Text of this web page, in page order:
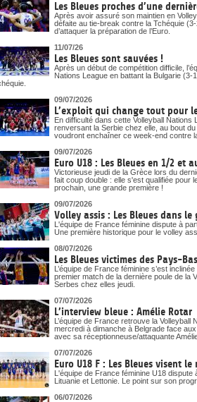
Les Bleues proches d’une
Après avoir assuré son maintien en
défaite au tie-break contre la Tchéquie
d’attaquer la préparation de l’Euro.
11/07/26
Les Bleues sont sauvées !
Après un début de compétition difficile,
Nations League en battant la Bulgarie
09/07/2026
L’exploit qui change tout pour
En difficulté dans cette Volleyball
renversant la Serbie chez elle, au bout
voudront enchaîner ce week-end contre
09/07/2026
Euro U18 : Les Bleues en 1/2 et
Victorieuse jeudi de la Grèce lors du
fait coup double : elle s'est qualifiée pour
prochain, une grande première !
09/07/2026
Volley assis : Les Bleues dans
L'équipe de France féminine dispute à
Une première historique pour le volley
08/07/2026
Les Bleues victimes des Pays-Bas
L’équipe de France féminine s’est
premier match de la dernière poule de la
Serbes chez elles jeudi.
07/07/2026
L’interview bleue : Amélie Rotar
L’équipe de France retrouve la
mercredi à dimanche à Belgrade face
avec sa réceptionneuse/attaquante
07/07/2026
Euro U18 F : Les Bleues visent le
L'équipe de France féminine U18
Lituanie et Lettonie. Le point sur son
06/07/2026